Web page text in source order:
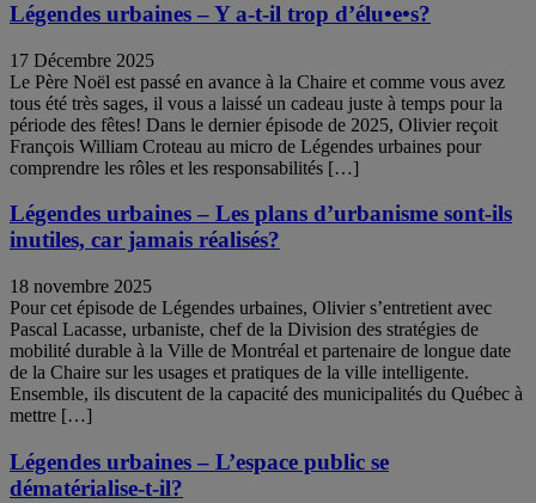
Légendes urbaines – Y a-t-il trop d’élu•e•s?
17 Décembre 2025
Le Père Noël est passé en avance à la Chaire et comme vous avez
tous été très sages, il vous a laissé un cadeau juste à temps pour la
période des fêtes! Dans le dernier épisode de 2025, Olivier reçoit
François William Croteau au micro de Légendes urbaines pour
comprendre les rôles et les responsabilités […]
Légendes urbaines – Les plans d’urbanisme sont-ils
inutiles, car jamais réalisés?
18 novembre 2025
Pour cet épisode de Légendes urbaines, Olivier s’entretient avec
Pascal Lacasse, urbaniste, chef de la Division des stratégies de
mobilité durable à la Ville de Montréal et partenaire de longue date
de la Chaire sur les usages et pratiques de la ville intelligente.
Ensemble, ils discutent de la capacité des municipalités du Québec à
mettre […]
Légendes urbaines – L’espace public se
dématérialise-t-il?